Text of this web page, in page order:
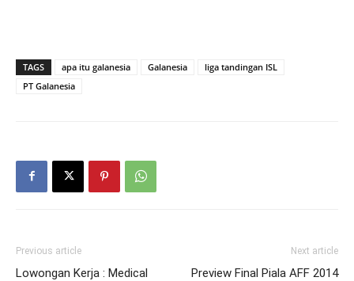
TAGS apa itu galanesia Galanesia
liga tandingan ISL
PT Galanesia
Previous article
Lowongan Kerja : Medical
Next article
Preview Final Piala AFF 2014